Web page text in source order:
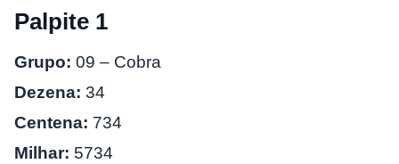
Palpite 1
Grupo: 09 – Cobra
Dezena: 34
Centena: 734
Milhar: 5734